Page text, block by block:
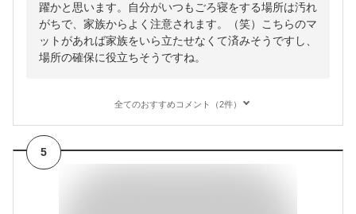
躍かと思います。自分がいつもごろ寝をする場所は汚れ
がちで、家族からよく注意されます。（笑）こちらのマ
ットがあれば家族をいら立たせなくて済みそうですし、
場所の確保に役立ちそうですね。
全てのおすすめコメント（2件）
5